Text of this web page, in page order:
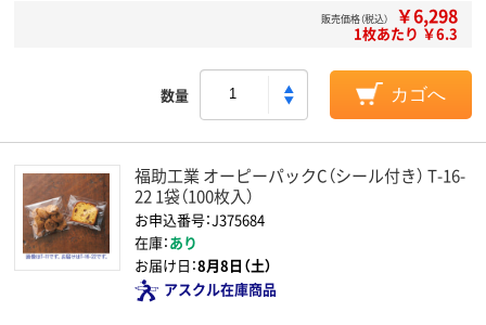
販売価格（税込） ￥6,298
1枚あたり ￥6.3
数量 カゴへ
福助工業 オーピーパックC（シール付き） T-16-
22 1袋（100枚入）
お申込番号：J375684
在庫：あり
お届け日：8月8日（土）
アスクル在庫商品